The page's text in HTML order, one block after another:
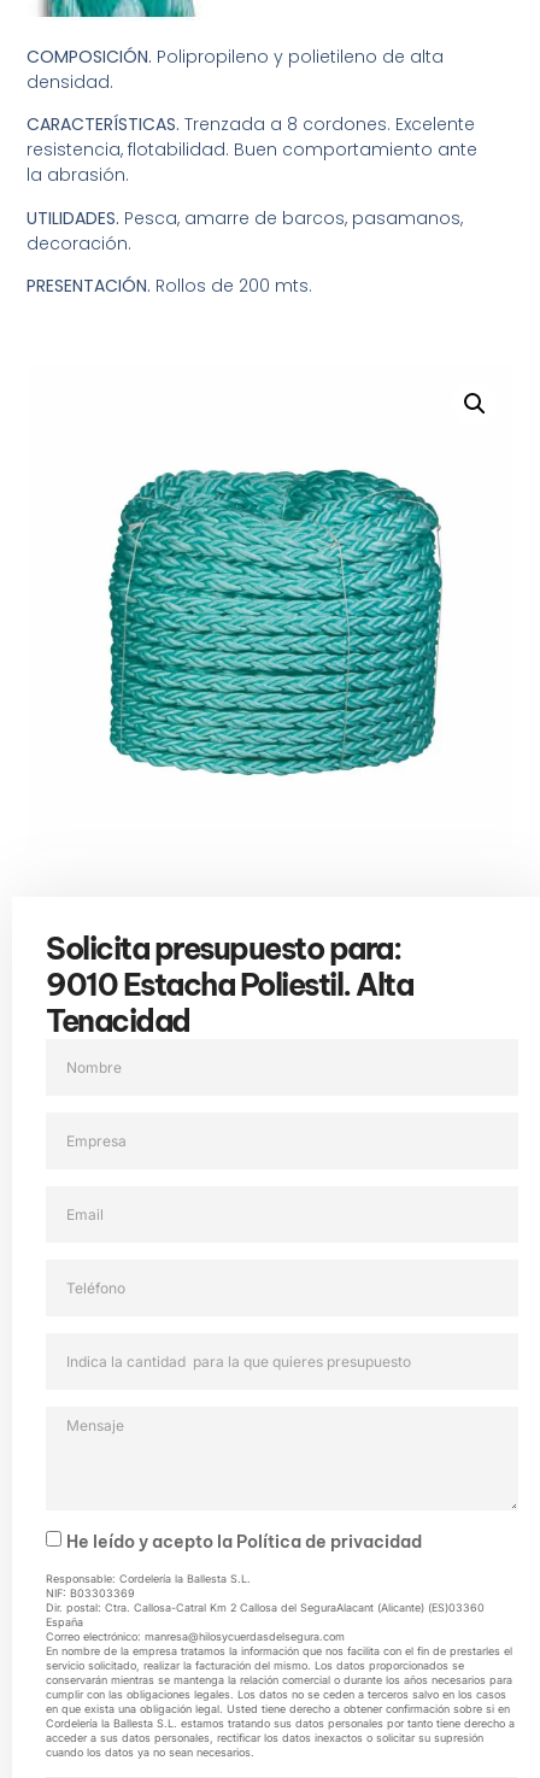
COMPOSICIÓN. Polipropileno y polietileno de alta
densidad.
CARACTERÍSTICAS. Trenzada a 8 cordones. Excelente
resistencia, flotabilidad. Buen comportamiento ante
la abrasión.
UTILIDADES. Pesca, amarre de barcos, pasamanos,
decoración.
PRESENTACIÓN. Rollos de 200 mts.
Solicita presupuesto para:
9010 Estacha Poliestil. Alta
Tenacidad
He leído y acepto la Política de privacidad
Responsable: Cordelería la Ballesta S.L.
NIF: B03303369
Dir. postal: Ctra. Callosa-Catral Km 2 Callosa del SeguraAlacant (Alicante) (ES)03360
España
Correo electrónico: manresa@hilosycuerdasdelsegura.com
En nombre de la empresa tratamos la información que nos facilita con el fin de prestarles el
servicio solicitado, realizar la facturación del mismo. Los datos proporcionados se
conservarán mientras se mantenga la relación comercial o durante los años necesarios para
cumplir con las obligaciones legales. Los datos no se ceden a terceros salvo en los casos
en que exista una obligación legal. Usted tiene derecho a obtener confirmación sobre si en
Cordelería la Ballesta S.L. estamos tratando sus datos personales por tanto tiene derecho a
acceder a sus datos personales, rectificar los datos inexactos o solicitar su supresión
cuando los datos ya no sean necesarios.